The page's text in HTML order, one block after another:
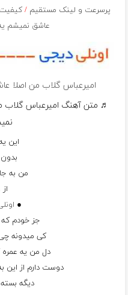
پرسرعت و لینک مستقیم /کیفیت
عاشق نمیشم
امیرعباس گلاب من اصلا
♬ متن آهنگ امیرعباس گلاب
این
من به
●
جز خودم که
کی میدونه
دل من یه عمره
دوست دارم از این
دیگه